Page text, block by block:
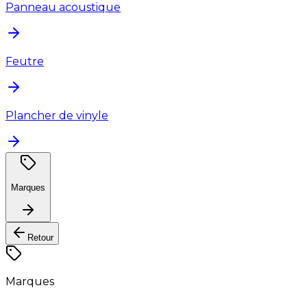
Panneau acoustique
Feutre
Plancher de vinyle
Marques
Retour
Marques